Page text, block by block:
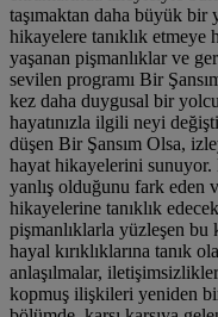
taşımaktan daha büyük
hikayelere tanıklık etmeye
yaşanan pişmanlıklar ve
sevilen programı Bir
kez daha duygusal bir
hayatınızla ilgili neyi
düşen Bir Şansım Olsa,
hayat hikayelerini sunuyor.
yanlış olduğunu fark eden
hikayelerine tanıklık
pişmanlıklarla yüzleşen bu
hayal kırıklıklarına tanık
anlaşılmalar,
kopmuş ilişkileri yeniden